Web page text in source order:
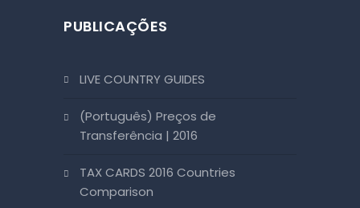
PUBLICAÇÕES
LIVE COUNTRY GUIDES
(Português) Preços de
Transferência | 2016
TAX CARDS 2016 Countries
Comparison